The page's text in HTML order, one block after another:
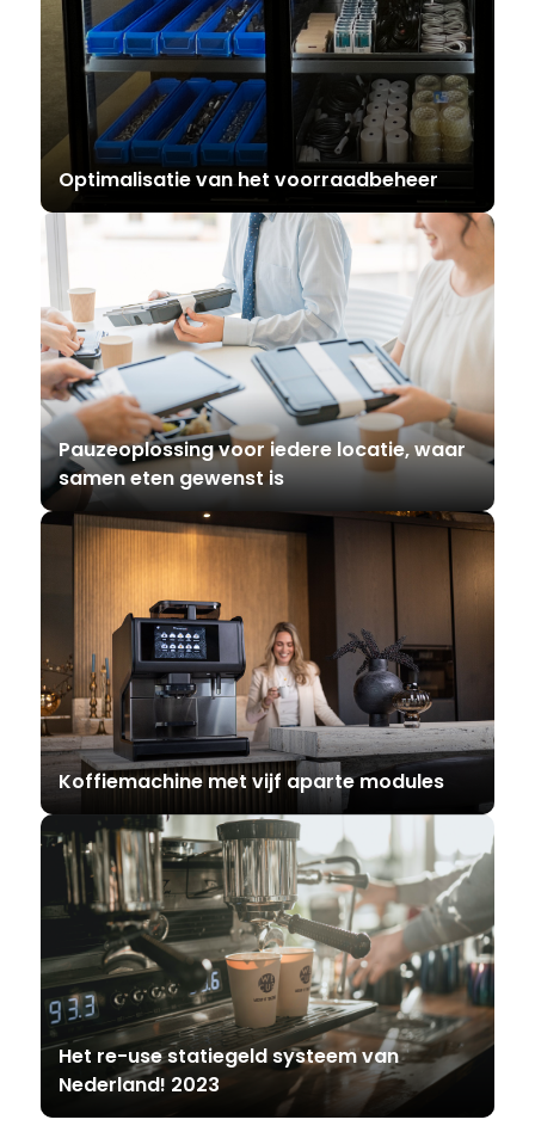
Optimalisatie van het voorraadbeheer
Pauzeoplossing voor iedere locatie, waar
samen eten gewenst is
Koffiemachine met vijf aparte modules
Het re-use statiegeld systeem van
Nederland! 2023